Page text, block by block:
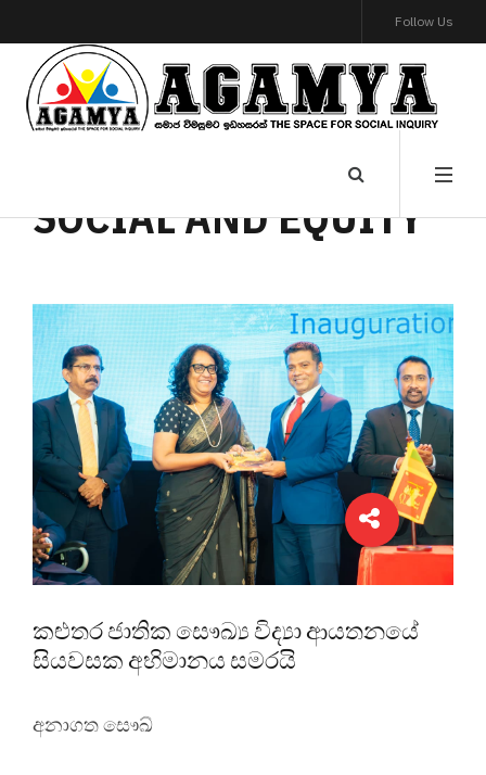
Follow Us
SOCIAL AND EQUITY
කළුතර ජාතික සෞඛ්‍ය විද්‍යා ආයතනයේ
සියවසක අභිමානය සමරයි
අනාගත සෞඛ්